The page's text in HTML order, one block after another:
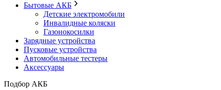
Бытовые АКБ
Детские электромобили
Инвалидные коляски
Газонокосилки
Зарядные устройства
Пусковые устройства
Автомобильные тестеры
Аксессуары
Подбор АКБ